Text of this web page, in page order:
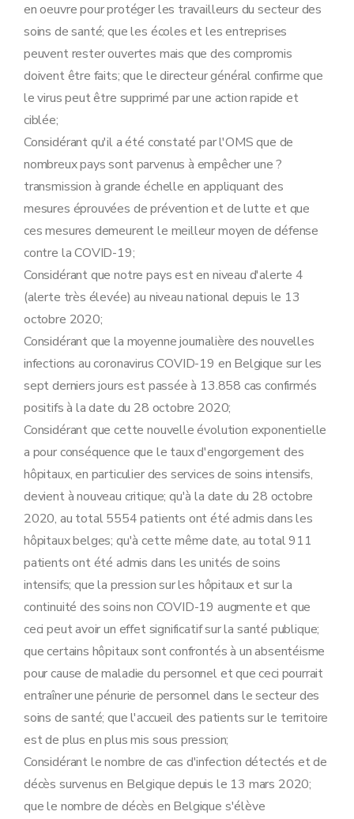
en oeuvre pour protéger les travailleurs du secteur des
soins de santé; que les écoles et les entreprises
peuvent rester ouvertes mais que des compromis
doivent être faits; que le directeur général confirme que
le virus peut être supprimé par une action rapide et
ciblée;
Considérant qu'il a été constaté par l'OMS que de
nombreux pays sont parvenus à empêcher une ?
transmission à grande échelle en appliquant des
mesures éprouvées de prévention et de lutte et que
ces mesures demeurent le meilleur moyen de défense
contre la COVID-19;
Considérant que notre pays est en niveau d'alerte 4
(alerte très élevée) au niveau national depuis le 13
octobre 2020;
Considérant que la moyenne journalière des nouvelles
infections au coronavirus COVID-19 en Belgique sur les
sept derniers jours est passée à 13.858 cas confirmés
positifs à la date du 28 octobre 2020;
Considérant que cette nouvelle évolution exponentielle
a pour conséquence que le taux d'engorgement des
hôpitaux, en particulier des services de soins intensifs,
devient à nouveau critique; qu'à la date du 28 octobre
2020, au total 5554 patients ont été admis dans les
hôpitaux belges; qu'à cette même date, au total 911
patients ont été admis dans les unités de soins
intensifs; que la pression sur les hôpitaux et sur la
continuité des soins non COVID-19 augmente et que
ceci peut avoir un effet significatif sur la santé publique;
que certains hôpitaux sont confrontés à un absentéisme
pour cause de maladie du personnel et que ceci pourrait
entraîner une pénurie de personnel dans le secteur des
soins de santé; que l'accueil des patients sur le territoire
est de plus en plus mis sous pression;
Considérant le nombre de cas d'infection détectés et de
décès survenus en Belgique depuis le 13 mars 2020;
que le nombre de décès en Belgique s'élève